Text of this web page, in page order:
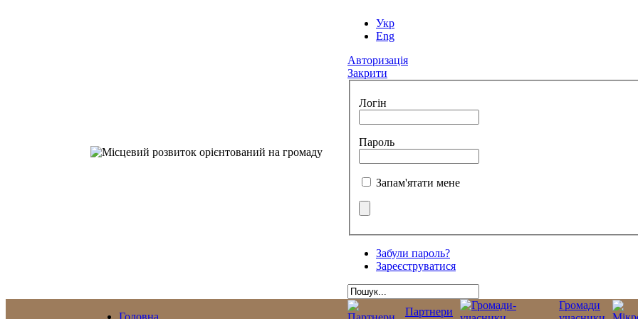
Укр
Eng
Авторизація
Закрити
Логін
Пароль
Запам'ятати мене
Забули пароль?
Зареєструватися
Головна
Партнери
Громади